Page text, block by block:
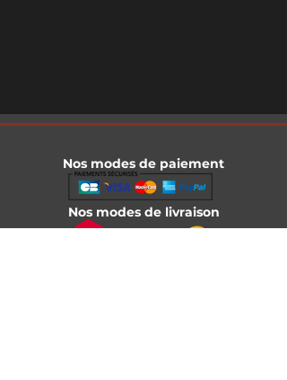
Nos modes de paiement
Nos modes de livraison